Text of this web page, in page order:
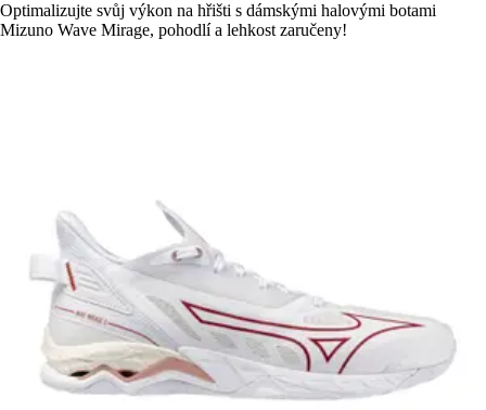
Optimalizujte svůj výkon na hřišti s dámskými halovými botami
Mizuno Wave Mirage, pohodlí a lehkost zaručeny!